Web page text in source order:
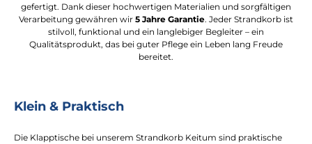
gefertigt. Dank dieser hochwertigen Materialien und sorgfältigen
Verarbeitung gewähren wir 5 Jahre Garantie. Jeder Strandkorb ist
stilvoll, funktional und ein langlebiger Begleiter – ein
Qualitätsprodukt, das bei guter Pflege ein Leben lang Freude
bereitet.
Klein & Praktisch
Die Klapptische bei unserem Strandkorb Keitum sind praktische